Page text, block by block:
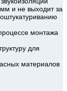
и не выходит за
монтажа
для
материалов